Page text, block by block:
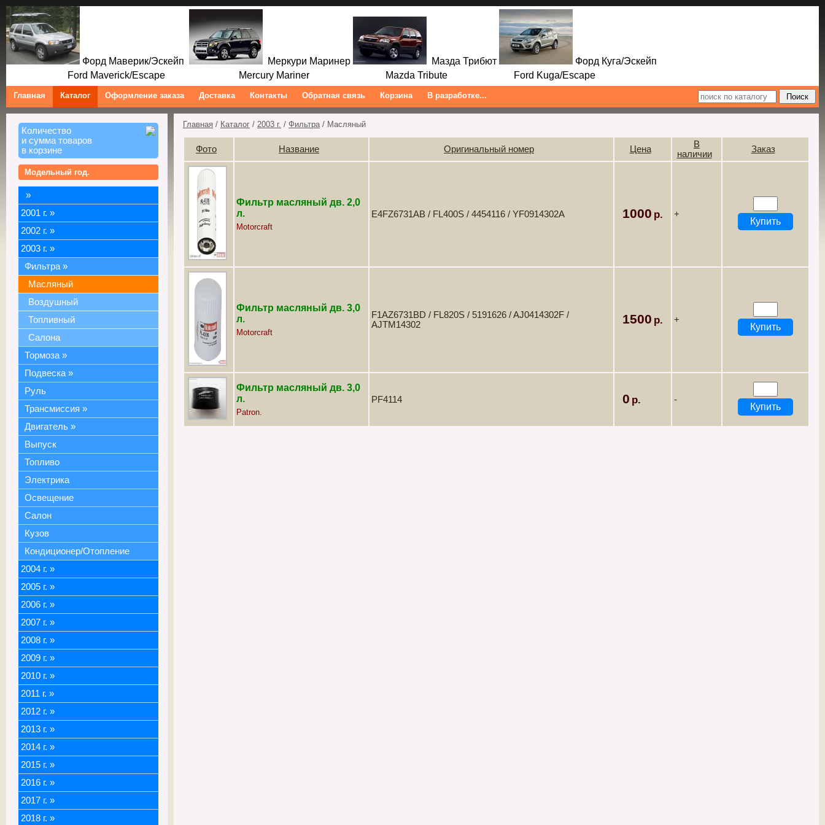
Форд Маверик/Эскейп Меркури Маринер Мазда Трибют
Форд Куга/Эскейп
Ford Maverick/Escape Mercury Mariner Mazda Tribute Ford Kuga/Escape
Главная Каталог Оформление заказа Доставка Контакты Обратная связь Корзина В разработке...
Количество
и сумма товаров
в корзине
Модельный год.
»
2001 г. »
2002 г. »
2003 г. »
Фильтра »
Масляный
Воздушный
Топливный
Салона
Тормоза »
Подвеска »
Руль
Трансмиссия »
Двигатель »
Выпуск
Топливо
Электрика
Освещение
Салон
Кузов
Кондиционер/Отопление
2004 г. »
2005 г. »
2006 г. »
2007 г. »
2008 г. »
2009 г. »
2010 г. »
2011 г. »
2012 г. »
2013 г. »
2014 г. »
2015 г. »
2016 г. »
2017 г. »
2018 г. »
Главная / Каталог / 2003 г. / Фильтра/ Масляный
Фото Название Оригинальный номер Цена
В
наличии
Заказ
Фильтр масляный дв. 2,0
л.
Motorcraft
E4FZ6731AB / FL400S / 4454116 / YF0914302A 1000 +
Фильтр масляный дв. 3,0
л.
Motorcraft
F1AZ6731BD / FL820S / 5191626 / AJ0414302F /
AJTM14302
1500 +
Фильтр масляный дв. 3,0
л.
Patron.
PF4114 0 -